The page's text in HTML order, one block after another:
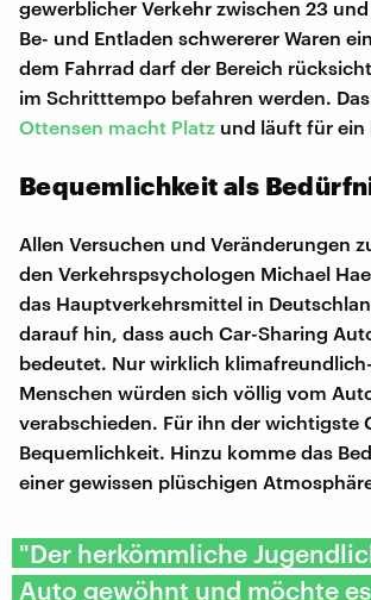
gewerblicher Verkehr zwischen 23 und
Be- und Entladen schwererer Waren
dem Fahrrad darf der Bereich
im Schritttempo befahren werden.
Ottensen macht Platz und läuft für ein
Bequemlichkeit als
Allen Versuchen und Veränderungen
den Verkehrspsychologen Michael
das Hauptverkehrsmittel in
darauf hin, dass auch Car-Sharing
bedeutet. Nur wirklich
Menschen würden sich völlig vom
verabschieden. Für ihn der wichtigste
Bequemlichkeit. Hinzu komme das
einer gewissen plüschigen
"Der herkömmliche
Auto gewöhnt und möchte